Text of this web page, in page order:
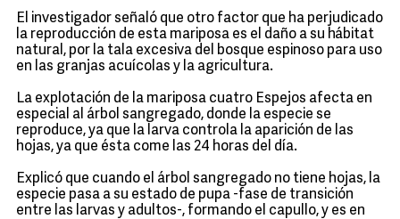
El investigador señaló que otro factor que ha perjudicado
la reproducción de esta mariposa es el daño a su hábitat
natural, por la tala excesiva del bosque espinoso para uso
en las granjas acuícolas y la agricultura.
La explotación de la mariposa cuatro Espejos afecta en
especial al árbol sangregado, donde la especie se
reproduce, ya que la larva controla la aparición de las
hojas, ya que ésta come las 24 horas del día.
Explicó que cuando el árbol sangregado no tiene hojas, la
especie pasa a su estado de pupa -fase de transición
entre las larvas y adultos-, formando el capullo, y es en